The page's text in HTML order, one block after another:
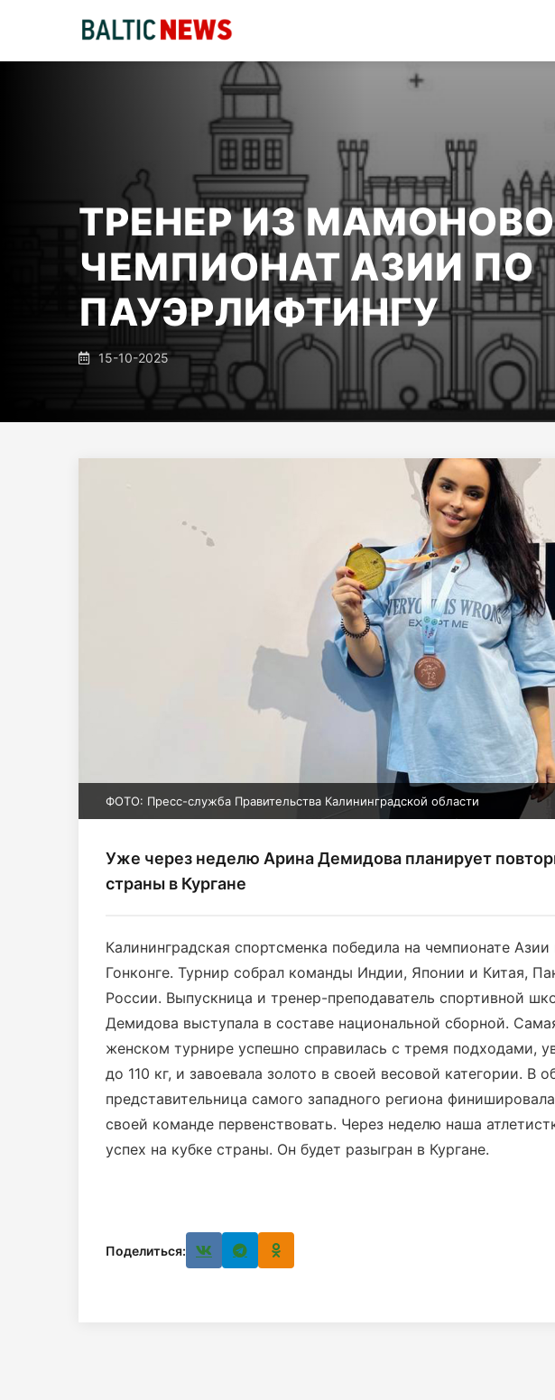
ТРЕНЕР ИЗ
ЧЕМПИОНАТ АЗИИ ПО
ПАУЭРЛИФТИНГУ
15-10-2025
ФОТО: Пресс-служба Правительства Калининградской области
Уже через неделю Арина Демидова планирует
страны в Кургане
Калининградская спортсменка победила на чемпионате Азии
Гонконге. Турнир собрал команды Индии, Японии и Китая,
России. Выпускница и тренер-преподаватель спортивной
Демидова выступала в составе национальной сборной.
женском турнире успешно справилась с тремя подходами,
до 110 кг, и завоевала золото в своей весовой категории. В
представительница самого западного региона
своей команде первенствовать. Через неделю наша
успех на кубке страны. Он будет разыгран в Кургане.
Поделиться: